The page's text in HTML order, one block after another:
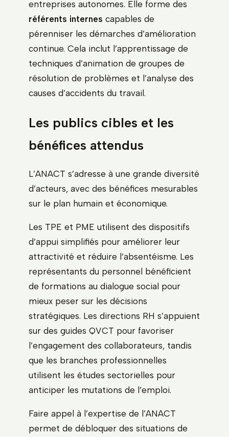
entreprises autonomes. Elle forme des
référents internes capables de
pérenniser les démarches d’amélioration
continue. Cela inclut l’apprentissage de
techniques d’animation de groupes de
résolution de problèmes et l’analyse des
causes d’accidents du travail.
Les publics cibles et les
bénéfices attendus
L’ANACT s’adresse à une grande diversité
d’acteurs, avec des bénéfices mesurables
sur le plan humain et économique.
Les TPE et PME utilisent des dispositifs
d’appui simplifiés pour améliorer leur
attractivité et réduire l’absentéisme. Les
représentants du personnel bénéficient
de formations au dialogue social pour
mieux peser sur les décisions
stratégiques. Les directions RH s’appuient
sur des guides QVCT pour favoriser
l’engagement des collaborateurs, tandis
que les branches professionnelles
utilisent les études sectorielles pour
anticiper les mutations de l’emploi.
Faire appel à l’expertise de l’ANACT
permet de débloquer des situations de